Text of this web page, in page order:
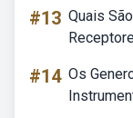
#13 Quais
#14 Os